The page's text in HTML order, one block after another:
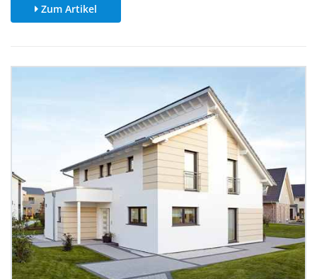
Zum Artikel